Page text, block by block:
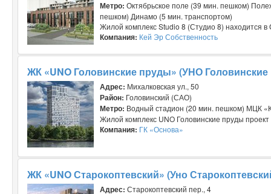
Метро: Октябрьское поле (39 мин. пешком)
пешком) Динамо (5 мин. транспортом)
Жилой комплекс Studio 8 (Студио 8) находится
Компания: Кей Эр Собственность
ЖК «UNO Головинские пруды» (УНО
Адрес: Михалковская ул., 50
Район: Головинский (САО)
Метро: Водный стадион (20 мин. пешком) МЦК
Жилой комплекс UNO Головинские пруды
Компания: ГК «Основа»
ЖК «UNO Старокоптевский» (Уно
Адрес: Старокоптевский пер., 4